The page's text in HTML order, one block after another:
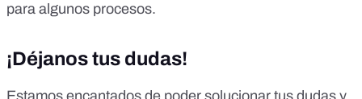
para algunos procesos.
¡Déjanos tus dudas!
Estamos encantados de poder solucionar tus dudas y